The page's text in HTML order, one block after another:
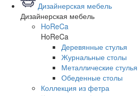
Дизайнерская мебель
Дизайнерская мебель
HoReCa
HoReCa
Деревянные стулья
Журнальные столы
Металлические стулья
Обеденные столы
Коллекция из фетра